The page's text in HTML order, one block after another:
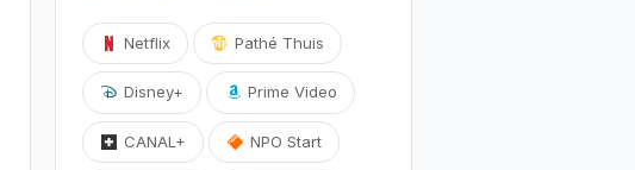
Netflix Pathé Thuis
Disney+ Prime Video
CANAL+ NPO Start